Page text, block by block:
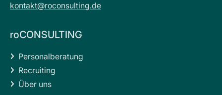
kontakt@roconsulting.de
roCONSULTING
 Personalberatung
 Recruiting
 Über uns